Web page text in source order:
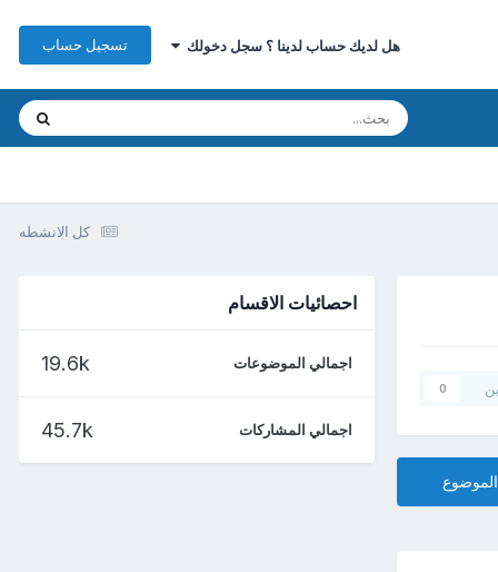
هل لديك حساب لدينا ؟ سجل دخولك تسجيل حساب
كل الانشطه
0
احصائيات الاقسام
اجمالي الموضوعات 19.6k
اجمالي المشاركات 45.7k